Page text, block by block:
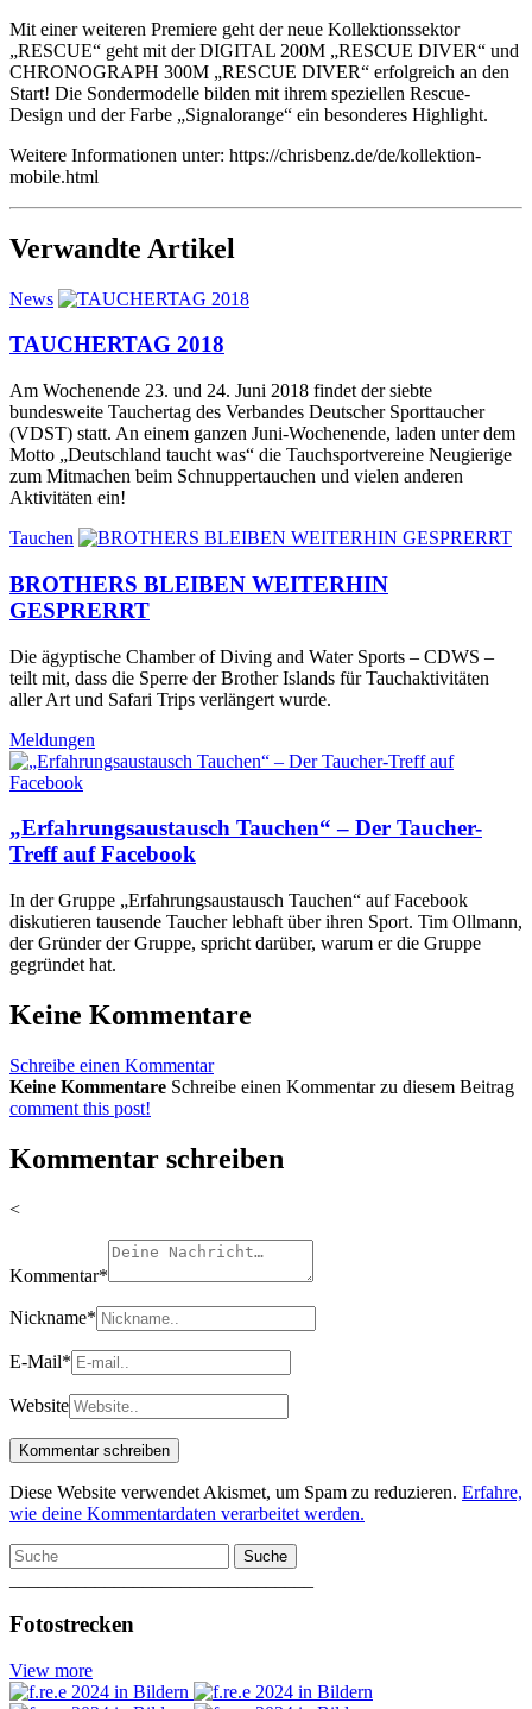
Mit einer weiteren Premiere geht der neue Kollektionssektor
„RESCUE“ geht mit der DIGITAL 200M „RESCUE DIVER“ und
CHRONOGRAPH 300M „RESCUE DIVER“ erfolgreich an den
Start! Die Sondermodelle bilden mit ihrem speziellen Rescue-
Design und der Farbe „Signalorange“ ein besonderes Highlight.
Weitere Informationen unter: https://chrisbenz.de/de/kollektion-
mobile.html
Verwandte Artikel
News
TAUCHERTAG 2018
Am Wochenende 23. und 24. Juni 2018 findet der siebte
bundesweite Tauchertag des Verbandes Deutscher Sporttaucher
(VDST) statt. An einem ganzen Juni-Wochenende, laden unter dem
Motto „Deutschland taucht was“ die Tauchsportvereine Neugierige
zum Mitmachen beim Schnuppertauchen und vielen anderen
Aktivitäten ein!
Tauchen
BROTHERS BLEIBEN WEITERHIN
GESPRERRT
Die ägyptische Chamber of Diving and Water Sports – CDWS –
teilt mit, dass die Sperre der Brother Islands für Tauchaktivitäten
aller Art und Safari Trips verlängert wurde.
Meldungen
„Erfahrungsaustausch Tauchen“ – Der Taucher-
Treff auf Facebook
In der Gruppe „Erfahrungsaustausch Tauchen“ auf Facebook
diskutieren tausende Taucher lebhaft über ihren Sport. Tim Ollmann,
der Gründer der Gruppe, spricht darüber, warum er die Gruppe
gegründet hat.
Keine Kommentare
Schreibe einen Kommentar
Keine Kommentare Schreibe einen Kommentar zu diesem Beitrag
comment this post!
Kommentar schreiben
<
Kommentar*
Nickname*
E-Mail*
Website
Diese Website verwendet Akismet, um Spam zu reduzieren. Erfahre,
wie deine Kommentardaten verarbeitet werden.
Suche
Fotostrecken
View more